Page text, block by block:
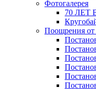
Фотогалерея
70
Поощрения от